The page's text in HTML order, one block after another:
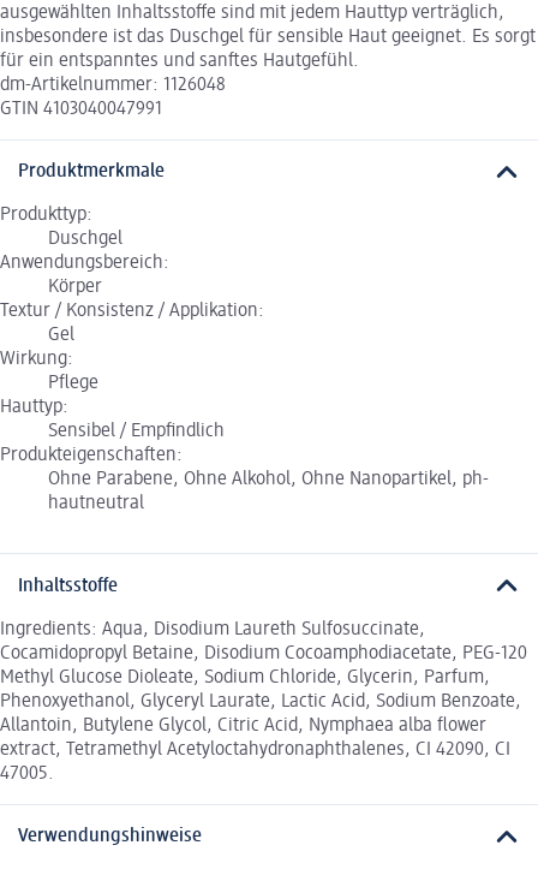
ausgewählten Inhaltsstoffe sind mit jedem Hauttyp verträglich,
insbesondere ist das Duschgel für sensible Haut geeignet. Es sorgt
für ein entspanntes und sanftes Hautgefühl.
dm-Artikelnummer: 1126048
GTIN 4103040047991
Produktmerkmale
Produkttyp:
Duschgel
Anwendungsbereich:
Körper
Textur / Konsistenz / Applikation:
Gel
Wirkung:
Pflege
Hauttyp:
Sensibel / Empfindlich
Produkteigenschaften:
Ohne Parabene, Ohne Alkohol, Ohne Nanopartikel, ph-
hautneutral
Inhaltsstoffe
Ingredients: Aqua, Disodium Laureth Sulfosuccinate,
Cocamidopropyl Betaine, Disodium Cocoamphodiacetate, PEG-120
Methyl Glucose Dioleate, Sodium Chloride, Glycerin, Parfum,
Phenoxyethanol, Glyceryl Laurate, Lactic Acid, Sodium Benzoate,
Allantoin, Butylene Glycol, Citric Acid, Nymphaea alba flower
extract, Tetramethyl Acetyloctahydronaphthalenes, CI 42090, CI
47005.
Verwendungshinweise